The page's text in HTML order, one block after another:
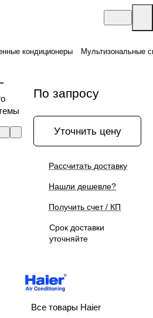
кондиционеры Мультизональные
По запросу
Уточнить цену
Рассчитать доставку
Нашли дешевле?
Получить счет / КП
Срок доставки
уточняйте
Все товары Haier